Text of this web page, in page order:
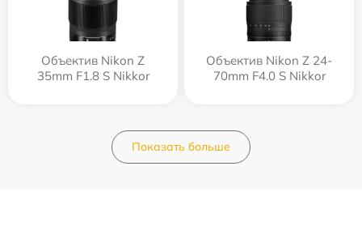
Объектив Nikon Z
35mm F1.8 S Nikkor
Объектив Nikon Z 24-
70mm F4.0 S Nikkor
Показать больше